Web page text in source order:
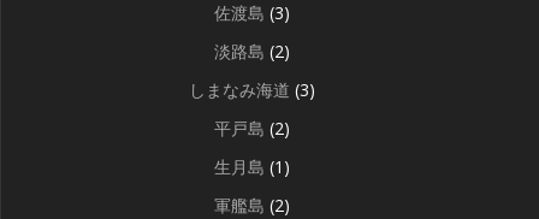
佐渡島 (3)
淡路島 (2)
しまなみ海道 (3)
平戸島 (2)
生月島 (1)
軍艦島 (2)